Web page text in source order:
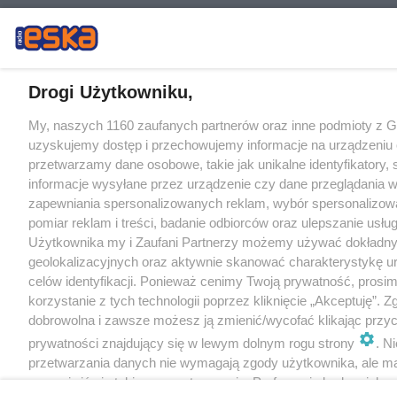
Drogi Użytkowniku,
My, naszych 1160 zaufanych partnerów oraz inne podmioty z
uzyskujemy dostęp i przechowujemy informacje na urządzeniu
przetwarzamy dane osobowe, takie jak unikalne identyfikatory,
informacje wysyłane przez urządzenie czy dane przeglądania
zapewniania spersonalizowanych reklam, wybór
pomiar reklam i treści, badanie odbiorców oraz ulepszanie
Użytkownika my i Zaufani Partnerzy możemy używać
geolokalizacyjnych oraz aktywnie skanować charakterystykę
celów identyfikacji. Ponieważ cenimy Twoją prywatność,
korzystanie z tych technologii poprzez kliknięcie „Akceptuję”.
dobrowolna i zawsze możesz ją zmienić/wycofać klikając
prywatności znajdujący się w lewym dolnym rogu strony
.
przetwarzania danych nie wymagają zgody użytkownika, ale
sprzeciwić się takiemu przetwarzaniu. Preferencje będą miały